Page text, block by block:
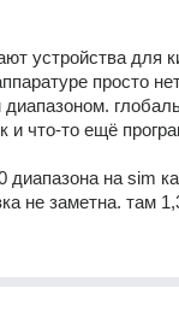
устройства для
просто
и что-то ещё
диапазона на sim
не заметна. там